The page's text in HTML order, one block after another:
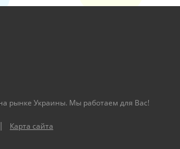
рынке Украины. Мы работаем для Вас!
| Карта сайта